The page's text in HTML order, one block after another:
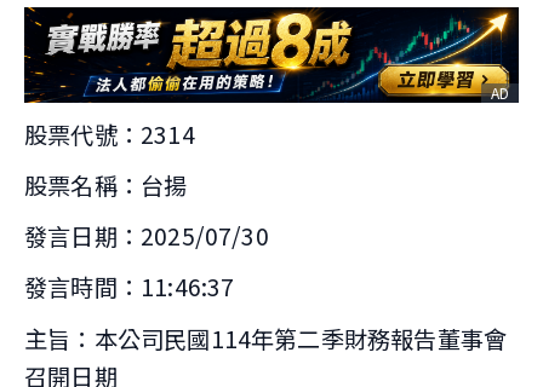
AD
股票代號：2314
股票名稱：台揚
發言日期：2025/07/30
發言時間：11:46:37
主旨：本公司民國114年第二季財務報告董事會
召開日期